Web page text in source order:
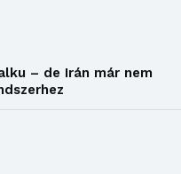
– de Irán már nem